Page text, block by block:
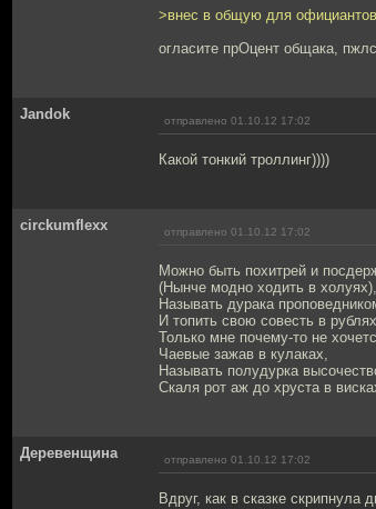
>внес в общую для
огласите прОцент общака,
Jandok отправлено 01.10.12 17:02
Какой тонкий троллинг))))
circkumflexx отправлено 01.10.12 17:02
Можно быть похитрей и
(Нынче модно ходить в холуях),
Называть дурака
И топить свою совесть в
Только мне почему-то не
Чаевые зажав в кулаках,
Называть полудурка
Скаля рот аж до хруста в
Деревенщина отправлено 01.10.12 17:02
Вдруг, как в сказке скрипнула